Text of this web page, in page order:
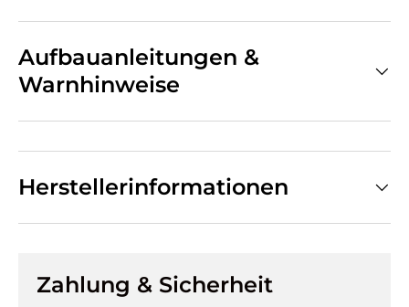
Aufbauanleitungen &
Warnhinweise
Herstellerinformationen
Zahlung & Sicherheit